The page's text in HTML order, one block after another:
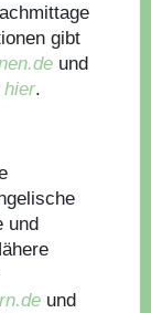
gibt
und
hier.
und
und